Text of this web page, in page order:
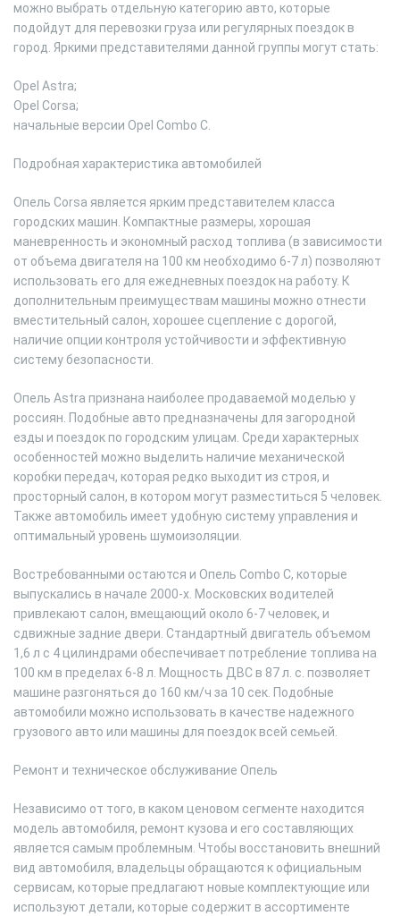
можно выбрать отдельную категорию авто, которые
подойдут для перевозки груза или регулярных поездок в
город. Яркими представителями данной группы могут стать:
Opel Astra;
Opel Corsa;
начальные версии Opel Combo C.
Подробная характеристика автомобилей
Опель Corsa является ярким представителем класса
городских машин. Компактные размеры, хорошая
маневренность и экономный расход топлива (в зависимости
от объема двигателя на 100 км необходимо 6-7 л) позволяют
использовать его для ежедневных поездок на работу. К
дополнительным преимуществам машины можно отнести
вместительный салон, хорошее сцепление с дорогой,
наличие опции контроля устойчивости и эффективную
систему безопасности.
Опель Astra признана наиболее продаваемой моделью у
россиян. Подобные авто предназначены для загородной
езды и поездок по городским улицам. Среди характерных
особенностей можно выделить наличие механической
коробки передач, которая редко выходит из строя, и
просторный салон, в котором могут разместиться 5 человек.
Также автомобиль имеет удобную систему управления и
оптимальный уровень шумоизоляции.
Востребованными остаются и Опель Combo C, которые
выпускались в начале 2000-х. Московских водителей
привлекают салон, вмещающий около 6-7 человек, и
сдвижные задние двери. Стандартный двигатель объемом
1,6 л с 4 цилиндрами обеспечивает потребление топлива на
100 км в пределах 6-8 л. Мощность ДВС в 87 л. с. позволяет
машине разгоняться до 160 км/ч за 10 сек. Подобные
автомобили можно использовать в качестве надежного
грузового авто или машины для поездок всей семьей.
Ремонт и техническое обслуживание Опель
Независимо от того, в каком ценовом сегменте находится
модель автомобиля, ремонт кузова и его составляющих
является самым проблемным. Чтобы восстановить внешний
вид автомобиля, владельцы обращаются к официальным
сервисам, которые предлагают новые комплектующие или
используют детали, которые содержит в ассортименте